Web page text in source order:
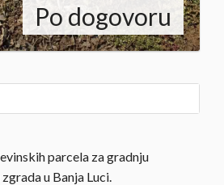
Po dogovoru
parcela za gradnju
u Banja Luci.